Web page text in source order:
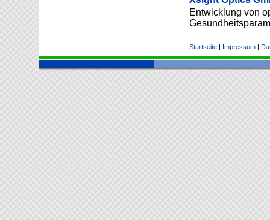
Entwicklung von
Startseite| Impressum|